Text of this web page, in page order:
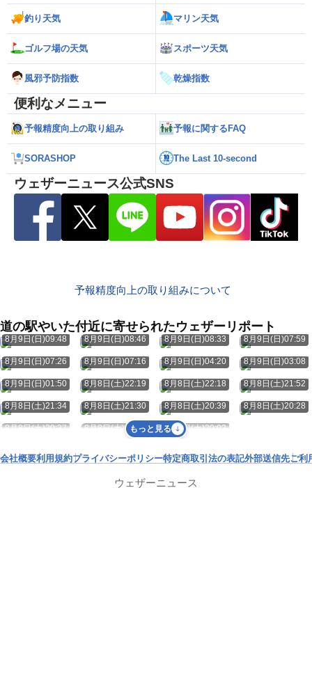
釣り天気 マリン天気
ゴルフ場の天気 スポーツ天気
風邪予防指数 乾燥指数
便利なメニュー
予報精度向上の取り組み 予報に関するFAQ
SORASHOP The Last 10-second
ウェザーニュース公式SNS
予報精度向上の取り組みについて
道の駅やいた付近に寄せられたウェザーリポート
8月9日(日)09:48 8月9日(日)08:46 8月9日(日)08:33 8月9日(日)07:59
8月9日(日)07:26 8月9日(日)07:16 8月9日(日)04:20 8月9日(日)03:08
8月9日(日)01:50 8月8日(土)22:19 8月8日(土)22:18 8月8日(土)21:52
8月8日(土)21:34 8月8日(土)21:30 8月8日(土)20:39 8月8日(土)20:28
8月8日(土)20:27 8月8日(土)20:12 8月8日(土)20:02
もっと見る
会社概要利用規約プライバシーポリシー特定商取引法の表記外部送信先ご利
ウェザーニュース